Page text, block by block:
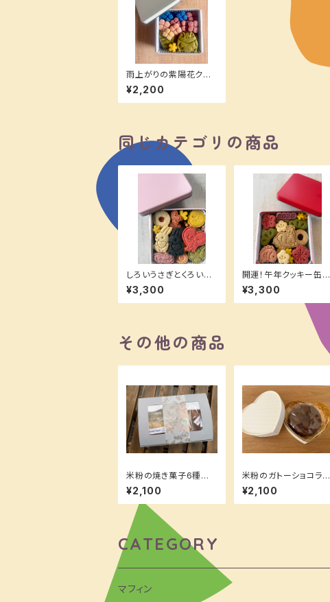
雨上がりの紫陽花クッ
キー缶
¥2,200
同じカテゴリの商品
しろいうさぎとくろいう
さぎのはるいろクッキー
缶large
¥3,300
開運！午年クッキー缶
large
¥3,300
その他の商品
米粉の焼き菓子6種詰
め合わせ
¥2,100
米粉のガトーショコラ[4
号サイズ]
¥2,100
CATEGORY
マフィン